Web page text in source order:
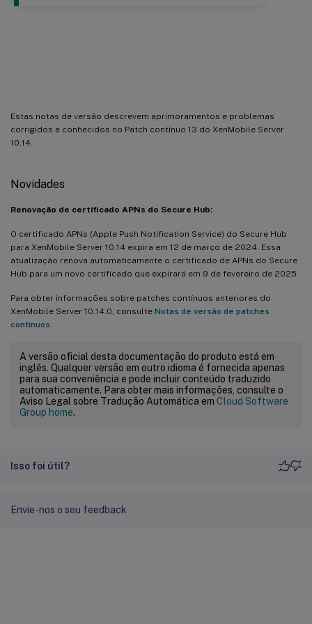
Estas notas de versão descrevem aprimoramentos e problemas
corrigidos e conhecidos no Patch contínuo 13 do XenMobile Server
10.14.
Novidades
Renovação de certificado APNs do Secure Hub:
O certificado APNs (Apple Push Notification Service) do Secure Hub
para XenMobile Server 10.14 expira em 12 de março de 2024. Essa
atualização renova automaticamente o certificado de APNs do Secure
Hub para um novo certificado que expirará em 9 de fevereiro de 2025.
Para obter informações sobre patches contínuos anteriores do
XenMobile Server 10.14.0, consulte Notas de versão de patches
contínuos
A versão oficial desta documentação do produto está em
inglês. Qualquer versão em outro idioma é fornecida apenas
para sua conveniência e pode incluir conteúdo traduzido
automaticamente. Para obter mais informações, consulte o
Aviso Legal sobre Tradução Automática em Cloud Software
Group home.
Isso foi útil?
Envie-nos o seu feedback